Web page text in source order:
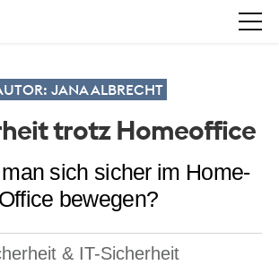
JANA ALBRECHT
trotz Homeoffice
sich sicher im Home-
Office bewegen?
& IT-Sicherheit